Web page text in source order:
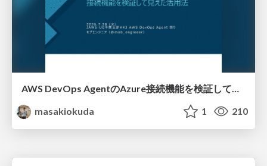
AWS DevOps AgentのAzure接続機能を検証して見えた活用法／Use Cases Verified for the AWS DevOps Agent's Azure Connectivity Feature
masakiokuda
1 210